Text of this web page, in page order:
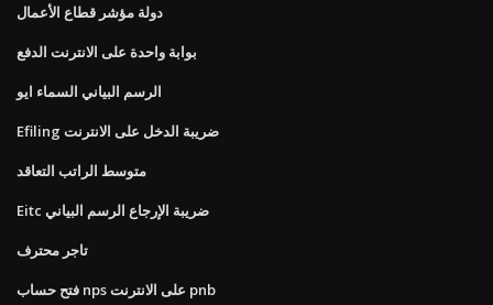
دولة مؤشر قطاع الأعمال
بوابة واحدة على الانترنت الدفع
الرسم البياني السماء ايو
Efiling ضريبة الدخل على الانترنت
متوسط ​​الراتب التعاقد
Eitc ضريبة الإرجاع الرسم البياني
تاجر محترف
فتح حساب nps على الانترنت pnb